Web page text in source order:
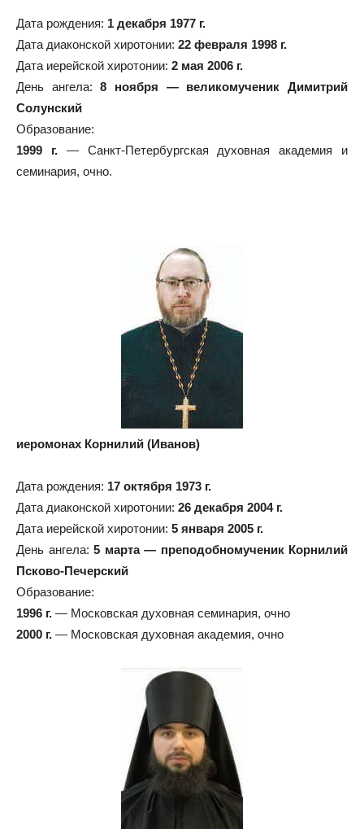
Дата рождения: 1 декабря 1977 г.
Дата диаконской хиротонии: 22 февраля 1998 г.
Дата иерейской хиротонии: 2 мая 2006 г.
День ангела:8 ноября — великомученик Димитрий
Солунский
Образование:
1999 г.— Санкт-Петербургская духовная академия и
семинария, очно.
иеромонах Корнилий (Иванов)
Дата рождения: 17 октября 1973 г.
Дата диаконской хиротонии: 26 декабря 2004 г.
Дата иерейской хиротонии: 5 января 2005 г.
День ангела: 5 марта — преподобномученик Корнилий
Псково-Печерский
Образование:
1996 г. — Московская духовная семинария, очно
2000 г. — Московская духовная академия, очно